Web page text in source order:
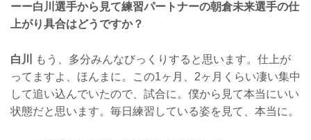
ーー白川選手から見て練習パートナーの朝倉未来選手の仕
上がり具合はどうですか？
白川
もう、多分みんなびっくりすると思います。仕上が
ってますよ、ほんまに。この1ヶ月、2ヶ月くらい凄い集中
して追い込んでいたので、試合に。僕から見て本当にいい
状態だと思います。毎日練習している姿を見て、本当に。